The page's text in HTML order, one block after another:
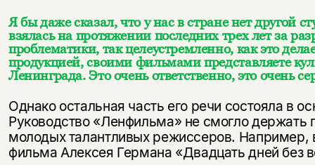
Я бы даже сказал, что у нас в стране нет другой
взялась на протяжении последних трех лет за
проблематики, так целеустремленно, как это
продукцией, своими фильмами представляете
Ленинграда. Это очень ответственно, это очень
Однако остальная часть его речи состояла в
Руководство «Ленфильма» не смогло держать
молодых талантливых режиссеров.
фильма Алексея Германа «Двадцать дней без